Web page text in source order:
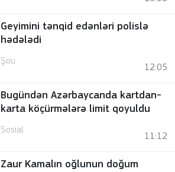
Geyimini tənqid edənləri polislə
hədələdi
Şou
12:05
Bugündən Azərbaycanda kartdan-
karta köçürmələrə limit qoyuldu
Sosial
11:12
Zaur Kamalın oğlunun doğum